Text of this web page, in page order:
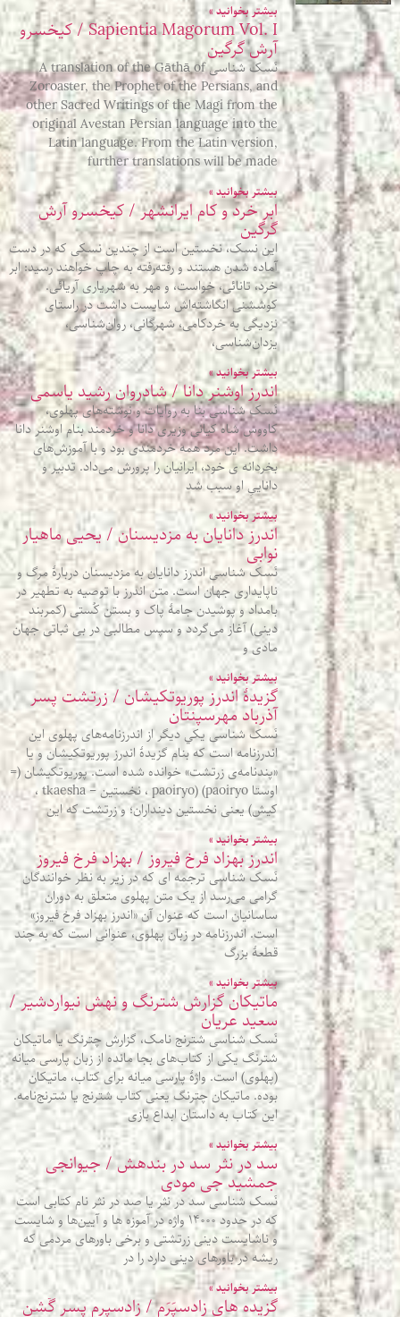
بیشتر بخوانید »
Sapientia Magorum Vol. I / کیخسرو
آرش گرگین
نَسک شناسی A translation of the Gāthā of
Zoroaster, the Prophet of the Persians, and
other Sacred Writings of the Magi from the
original Avestan Persian language into the
Latin language. From the Latin version,
further translations will be made
بیشتر بخوانید »
ابر خرد و کام ایرانشهر / کیخسرو آرش
گرگین
این نسک، نخستین است از چندین نسکی که در دست
آماده شدن هستند و رفته‌رفته به چاپ خواهند رسید: ابر
خرد، تانائی، خواست، و مهر به شهریاری آریائی.
کوششنی انگاشته‌اش شایست داشت در راستای
نزدیگی به خردکامی، شهرگانی، روان‌شناسی،
یزدان‌شناسی،
بیشتر بخوانید »
اندرز اوشنر دانا / شادروان رشید یاسمی
نَسک شناسی بنا به روایات و نوشته‌های پهلوی،
کاووس شاه کیانی وزیری دانا و خردمند بنام اوشنر دانا
داشت. این مرد همه خردمندی بود و با آموزش‌های
بخردانه ی خود، ایرانیان را پرورش می‌داد. تدبیر و
داناییِ او سبب شد
بیشتر بخوانید »
اندرز دانایان به مزدیسنان / یحیی ماهیار
نوابی
نَسک شناسی اندرز دانایان به مزدیسنان دربارهٔ مرگ و
ناپایداری جهان است. متن اندرز با توصیه به تطهیر در
بامداد و پوشیدن جامهٔ پاک و بستن کُستی (کمربند
دینی) آغاز می‌گردد و سپس مطالبی در بی‌ ثباتی جهان
مادی و
بیشتر بخوانید »
گزيدۀ اندرز پوريوتکيشان / زرتشت پسر
آذرباد مهرسپنتان
نَسک شناسی يکي ديگر از اندرزنامه‌های پهلوی اين
اندرزنامه است که بنام گزيدۀ اندرز پوريوتکيشان و يا
«پندنامه‌ی زرتشت» خوانده شده است. پوريوتکيشان (=
اوستا paoiryo) (paoiryo ، نخستين – tkaesha ،
کيش) يعنی نخستين دينداران؛ و زرتشت که اين
بیشتر بخوانید »
اندرز بهزاد فرخ فیروز / بهزاد فرخ فیروز
نَسک شناسی ترجمه ای که در زیر به نظر خوانندگان
گرامی می‌رسد از یک متن پهلوی متعلق به دوران
ساسانیان است که عنوان آن «اندرز بهزاد فرخ فیروز»
است. اندرزنامه در زبان پهلوی، عنوانی است که به چند
قطعۀ بزرگ
بیشتر بخوانید »
ماتیکان گزارش شترنگ و نهش نیواردشیر /
سعید عریان
نَسک شناسی شترنج نامک، گزارش چترنگ یا ماتیکان
شترنگ یکی از کتاب‌های بجا مانده از زبان پارسی میانه
(پهلوی) است. واژۀ پارسی میانه برای کتاب، ماتیکان
بوده. ماتیکان چترنگ یعنی کتاب شترنج یا شترنج‌نامه.
این کتاب به داستان ابداع بازی
بیشتر بخوانید »
سد در نثر سد در بندهش / جیوانجی
جمشید جی مودی
نَسک شناسی سد در نثر یا صد در نثر نام کتابی است
که در حدود ۱۴۰۰۰ واژه در آموزه‌ ها و آیین‌ها و شایست
و ناشایست دینی زرتشتی و برخی باورهای مردمی که
ریشه در باورهای دینی دارد را در
بیشتر بخوانید »
گزیده‌ های زادسپَرَم / زادسپرم پسر گٌشن‌